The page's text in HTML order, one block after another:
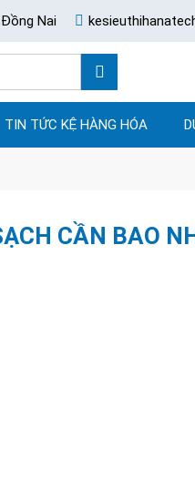
Nai
TIN TỨC KỆ HÀNG HÓA
CẦN BAO